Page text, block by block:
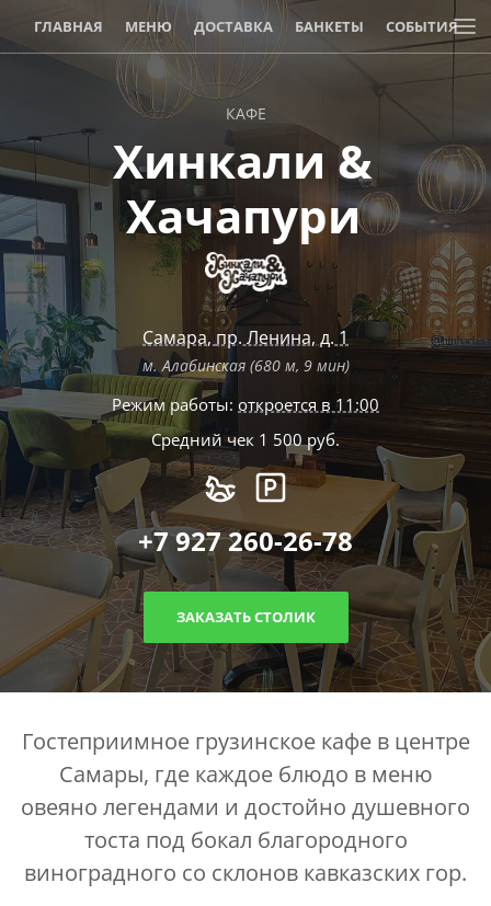
ГЛАВНАЯ МЕНЮ ДОСТАВКА БАНКЕТЫ СОБЫТИЯ
АКЦИИ И СКИДКИ
КАФЕ
Хинкали &
Хачапури
Самара,пр. Ленина, д. 1
м. Алабинская (680 м, 9 мин)
Режим работы: откроется в 11:00
Средний чек 1 500 руб.
+7 927 260-26-78
ЗАКАЗАТЬ СТОЛИК
Гостеприимное грузинское кафе в центре
Самары, где каждое блюдо в меню
овеяно легендами и достойно душевного
тоста под бокал благородного
виноградного со склонов кавказских гор.